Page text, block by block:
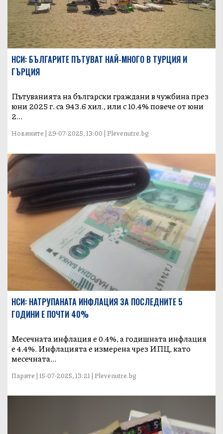
НСИ: БЪЛГАРИТЕ ПЪТУВАТ НАЙ-МНОГО В ТУРЦИЯ И
ГЪРЦИЯ
Пътуванията на български граждани в чужбина през
юни 2025 г. са 943.6 хил., или с 10.4% повече от юни
2...
Новините | 29-07-2025, 13:00 | Plevenutre.bg
НСИ: НАТРУПАНАТА ИНФЛАЦИЯ ЗА ПОСЛЕДНИТЕ 5
ГОДИНИ Е ПОЧТИ 40%
Месечната инфлация е 0.4%, а годишната инфлация
е 4.4%. Инфлацията е измерена чрез ИПЦ, като
месечната...
Парите | 15-07-2025, 13:21 | Plevenutre.bg